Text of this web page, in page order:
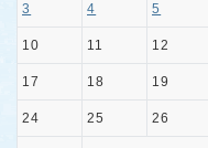
3 4 5
10 11 12
17 18 19
24 25 26